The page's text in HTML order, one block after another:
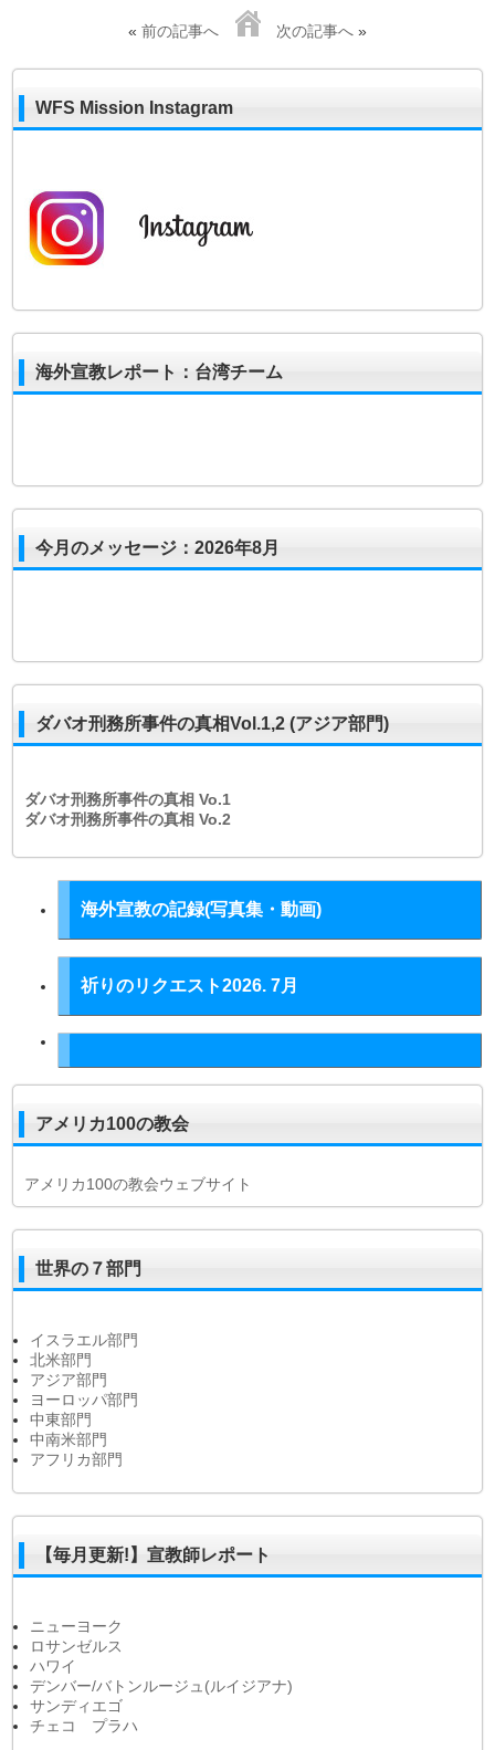
« 前の記事へ 次の記事へ»
WFS Mission Instagram
海外宣教レポート：台湾チーム
今月のメッセージ：2026年8月
ダバオ刑務所事件の真相Vol.1,2 (アジア部門)
ダバオ刑務所事件の真相Vo.1
ダバオ刑務所事件の真相Vo.2
海外宣教の記録(写真集・動画)
祈りのリクエスト2026. 7月
アメリカ100の教会
アメリカ100の教会ウェブサイト
世界の７部門
イスラエル部門
北米部門
アジア部門
ヨーロッパ部門
中東部門
中南米部門
アフリカ部門
【毎月更新!】宣教師レポート
ニューヨーク
ロサンゼルス
ハワイ
デンバー/バトンルージュ(ルイジアナ)
サンディエゴ
チェコ プラハ